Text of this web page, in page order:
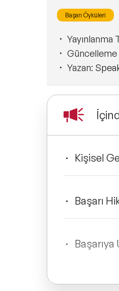
Başarı Öyküleri
Yayınlanma
Güncelleme
Yazan:
Kişisel
Başarı